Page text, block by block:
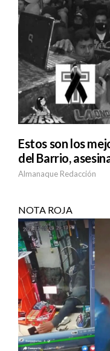
Estos son los
del Barrio,
Almanaque Redacción
NOTA ROJA